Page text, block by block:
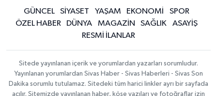
GÜNCEL SİYASET YAŞAM EKONOMİ
SPOR
ÖZEL HABER
DÜNYA MAGAZİN SAĞLIK
ASAYİŞ
RESMİ İLANLAR
Sitede yayınlanan içerik ve yorumlardan yazarları sorumludur.
Yayınlanan yorumlardan Sivas Haber - Sivas Haberleri - Sivas Son
Dakika sorumlu tutulamaz. Sitedeki tüm harici linkler ayrı bir sayfada
açılır. Sitemizde yayınlanan haber, köşe yazıları ve fotoğraflar izin